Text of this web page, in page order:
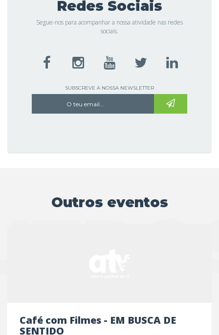
Redes Sociais
Segue-nos para acompanhar a nossa atividade nas redes
sociais.
SUBSCREVE A NOSSA NEWSLETTER
Outros eventos
Café com Filmes - EM BUSCA DE
SENTIDO